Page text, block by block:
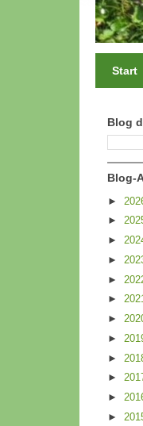
Start
Blog
Blog-
►
►
►
►
►
►
►
►
►
►
►
►